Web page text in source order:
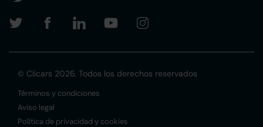
© Clicars 2026. Todos los derechos reservados
Términos y condiciones
Aviso legal
Política de privacidad y cookies